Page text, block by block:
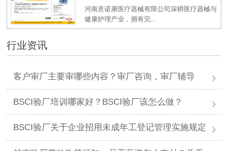
河南意诺康医疗器械有限公司深耕医疗器械与
健康护理产业，拥有完...
行业资讯
客户审厂主要审哪些内容？审厂咨询，审厂辅导
BSCI验厂培训哪家好？BSCI验厂该怎么做？
BSCI验厂关于企业招用未成年工登记管理实施规定